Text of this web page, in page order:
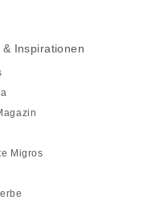
& Inspirationen
Migros